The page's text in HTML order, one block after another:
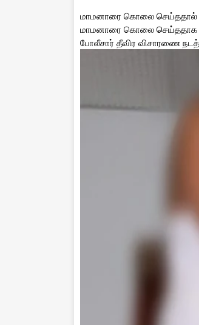
மாமனாரை கொலை செய்ததால்
மாமனாரை கொலை செய்ததாக
போலீசார் தீவிர விசாரணை